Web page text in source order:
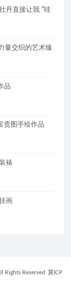
丹直接让我 “哇
量交织的艺术臻
品
贵图手绘作品
裱
画
Rights Reserved 冀ICP